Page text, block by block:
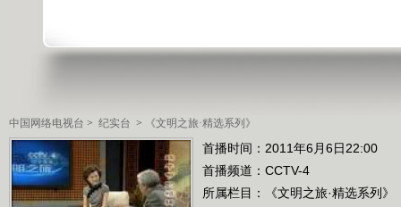
中国网络电视台 > 纪实台 > 《文明之旅·精选系列》
首播时间：2011年6月6日22:00
首播频道： CCTV-4
所属栏目：
《文明之旅·精选系列》